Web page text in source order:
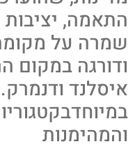
התאמה, יציבות
שמרה על
ודורגה במקום
איסלנד
והמהימנות